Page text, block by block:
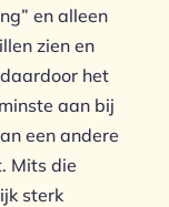
en alleen
zien en
het
aan bij
een andere
Mits die
sterk